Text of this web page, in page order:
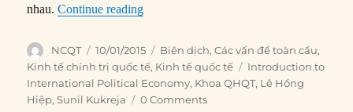
nhau.Continue reading“#237- Chênh lệch Bắc – Nam: Hai bộ
Author
NCQT
Posted
on
10/01/2015 Categories
Biên dịch,Các vấn đề toàn cầu,
Kinh tế chính trị quốc tế, Kinh tế quốc tế Tags
Introduction to
International Political Economy, Khoa QHQT, Lê Hồng
Hiệp,Sunil Kukreja 0 Comments